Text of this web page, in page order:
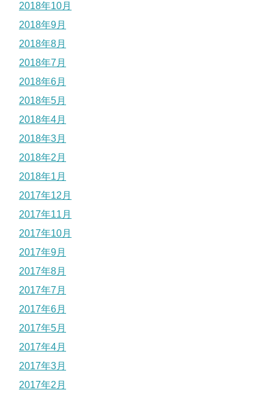
2018年10月
2018年9月
2018年8月
2018年7月
2018年6月
2018年5月
2018年4月
2018年3月
2018年2月
2018年1月
2017年12月
2017年11月
2017年10月
2017年9月
2017年8月
2017年7月
2017年6月
2017年5月
2017年4月
2017年3月
2017年2月